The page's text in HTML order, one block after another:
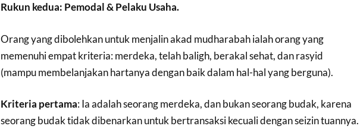
Rukun kedua: Pemodal & Pelaku Usaha.
Orang yang dibolehkan untuk menjalin akad mudharabah ialah orang yang
memenuhi empat kriteria: merdeka, telah baligh, berakal sehat, dan rasyid
(mampu membelanjakan hartanya dengan baik dalam hal-hal yang berguna).
Kriteria pertama: Ia adalah seorang merdeka, dan bukan seorang budak, karena
seorang budak tidak dibenarkan untuk bertransaksi kecuali dengan seizin tuannya.